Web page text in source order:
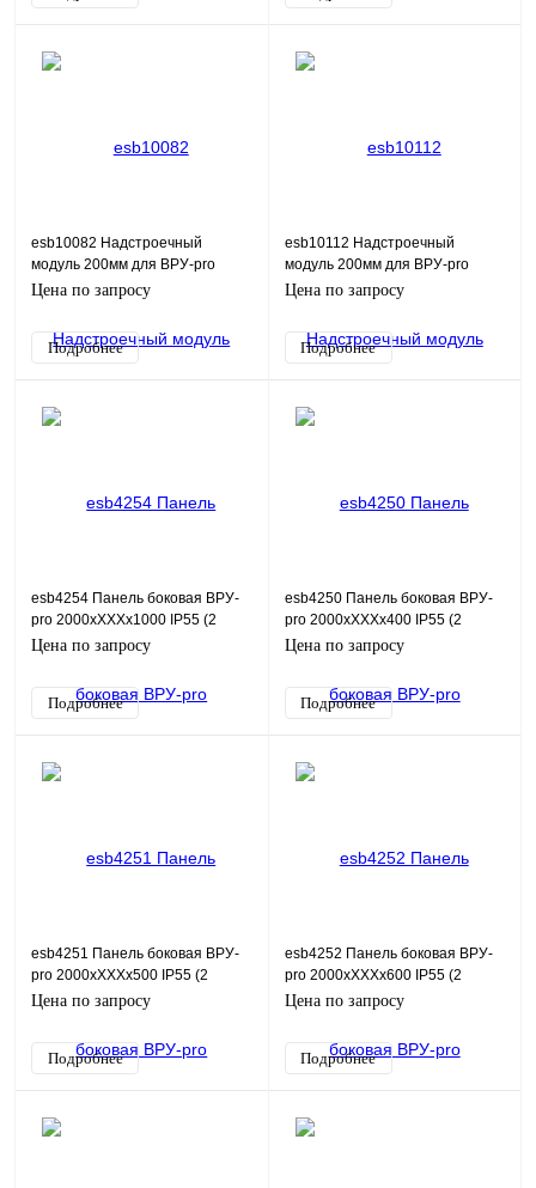
esb10082 Надстроечный
модуль 200мм для ВРУ-pro
ХХХх600х600 IP55 ESB
Цена по запросу
Подробнее
esb10112 Надстроечный
модуль 200мм для ВРУ-pro
ХХХх800х800 IP55 ESB
Цена по запросу
Подробнее
esb4254 Панель боковая ВРУ-
pro 2000хХХХх1000 IP55 (2
шт.компл) ESB
Цена по запросу
Подробнее
esb4250 Панель боковая ВРУ-
pro 2000хХХХх400 IP55 (2
шт.компл) ESB
Цена по запросу
Подробнее
esb4251 Панель боковая ВРУ-
pro 2000хХХХх500 IP55 (2
шт.компл) ESB
Цена по запросу
Подробнее
esb4252 Панель боковая ВРУ-
pro 2000хХХХх600 IP55 (2
шт.компл) ESB
Цена по запросу
Подробнее